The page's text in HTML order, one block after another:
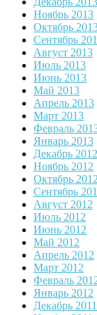
Ноябрь 2013
Октябрь
Сентябрь
Август 2013
Июль 2013
Июнь 2013
Май 2013
Апрель 2013
Март 2013
Февраль
Январь 2013
Декабрь 2012
Ноябрь 2012
Октябрь 2012
Сентябрь
Август 2012
Июль 2012
Июнь 2012
Май 2012
Апрель 2012
Март 2012
Февраль
Январь 2012
Декабрь 2011